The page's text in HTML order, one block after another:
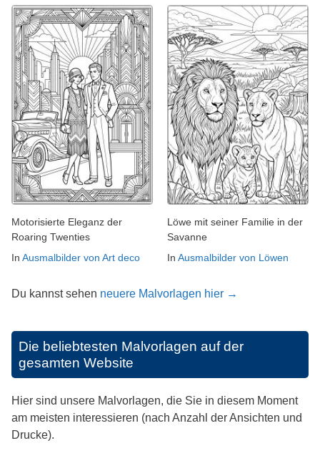
Motorisierte Eleganz der
Roaring Twenties
In Ausmalbilder von Art deco
Löwe mit seiner Familie in der
Savanne
In Ausmalbilder von Löwen
Du kannst sehen neuere Malvorlagen hier →
Die beliebtesten Malvorlagen auf der
gesamten Website
Hier sind unsere Malvorlagen, die Sie in diesem Moment
am meisten interessieren (nach Anzahl der Ansichten und
Drucke).